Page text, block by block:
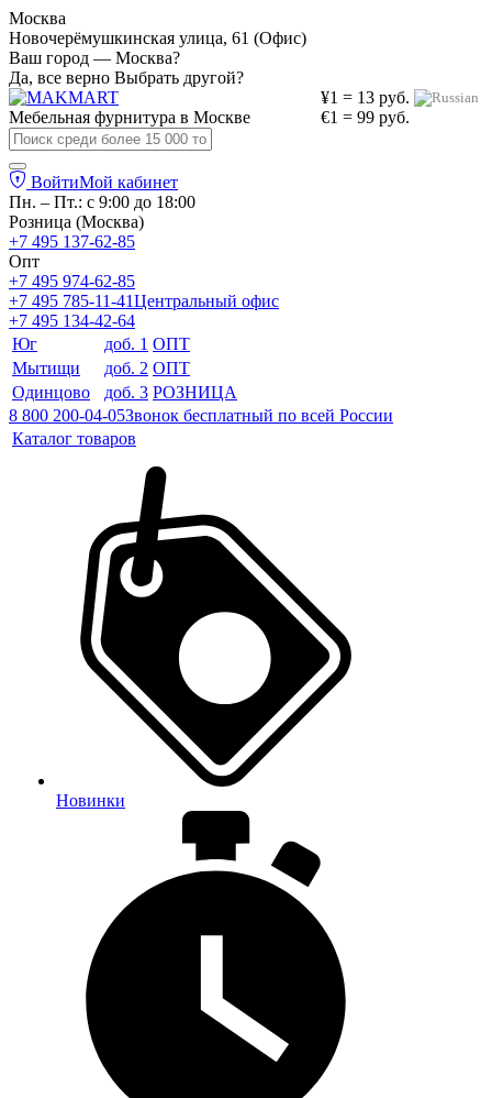
Москва
Новочерёмушкинская улица, 61 (Офис)
Ваш город — Москва?
Да, все верно Выбрать другой?
¥1 = 13 руб.
€1 = 99 руб.
Мебельная фурнитура в Москве
ВойтиМой кабинет
Пн. – Пт.: с 9:00 до 18:00
Розница (Москва)
+7 495 137-62-85
Опт
+7 495 974-62-85
+7 495 785-11-41Центральный офис
+7 495 134-42-64
Юг
доб. 1 ОПТ
Мытищи
доб. 2 ОПТ
Одинцово
доб. 3 РОЗНИЦА
8 800 200-04-05Звонок бесплатный по всей России
Каталог товаров
Новинки